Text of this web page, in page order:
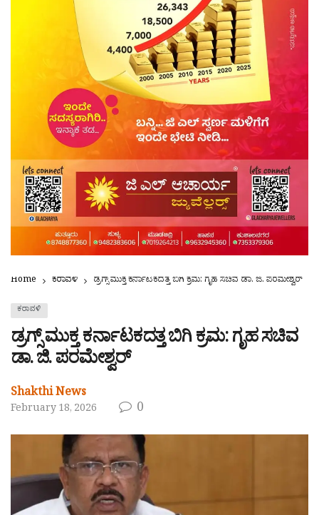
Home ಕರಾವಳಿ ಡ್ರಗ್ಸ್ ಮುಕ್ತ ಕರ್ನಾಟಕದತ್ತ ಬಿಗಿ ಕ್ರಮ: ಗೃಹ ಸಚಿವ ಡಾ. ಜಿ. ಪರಮೇಶ್ವರ್
ಕರಾವಳಿ
ಡ್ರಗ್ಸ್ ಮುಕ್ತ ಕರ್ನಾಟಕದತ್ತ ಬಿಗಿ ಕ್ರಮ: ಗೃಹ ಸಚಿವ
ಡಾ. ಜಿ. ಪರಮೇಶ್ವರ್
Shakthi News
February 18, 2026 0